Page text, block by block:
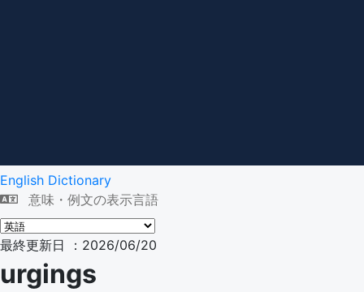
English Dictionary
意味・例文の表示言語
最終更新日 ：2026/06/20
urgings